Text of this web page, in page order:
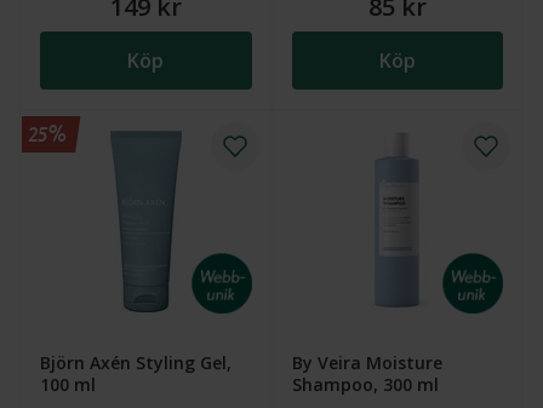
149 kr
Köp
85 kr
Köp
Björn Axén Styling Gel,
100 ml
25%
By Veira Moisture
Shampoo, 300 ml